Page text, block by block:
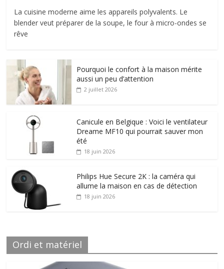
La cuisine moderne aime les appareils polyvalents. Le
blender veut préparer de la soupe, le four à micro-ondes se
rêve
Pourquoi le confort à la maison mérite
aussi un peu d’attention
2 juillet 2026
Canicule en Belgique : Voici le ventilateur
Dreame MF10 qui pourrait sauver mon
été
18 juin 2026
Philips Hue Secure 2K : la caméra qui
allume la maison en cas de détection
18 juin 2026
Ordi et matériel